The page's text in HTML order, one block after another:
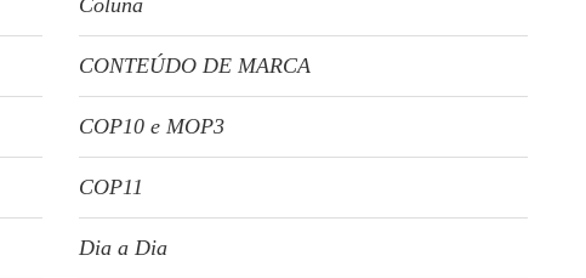
Coluna
CONTEÚDO DE MARCA
COP10 e MOP3
COP11
Dia a Dia